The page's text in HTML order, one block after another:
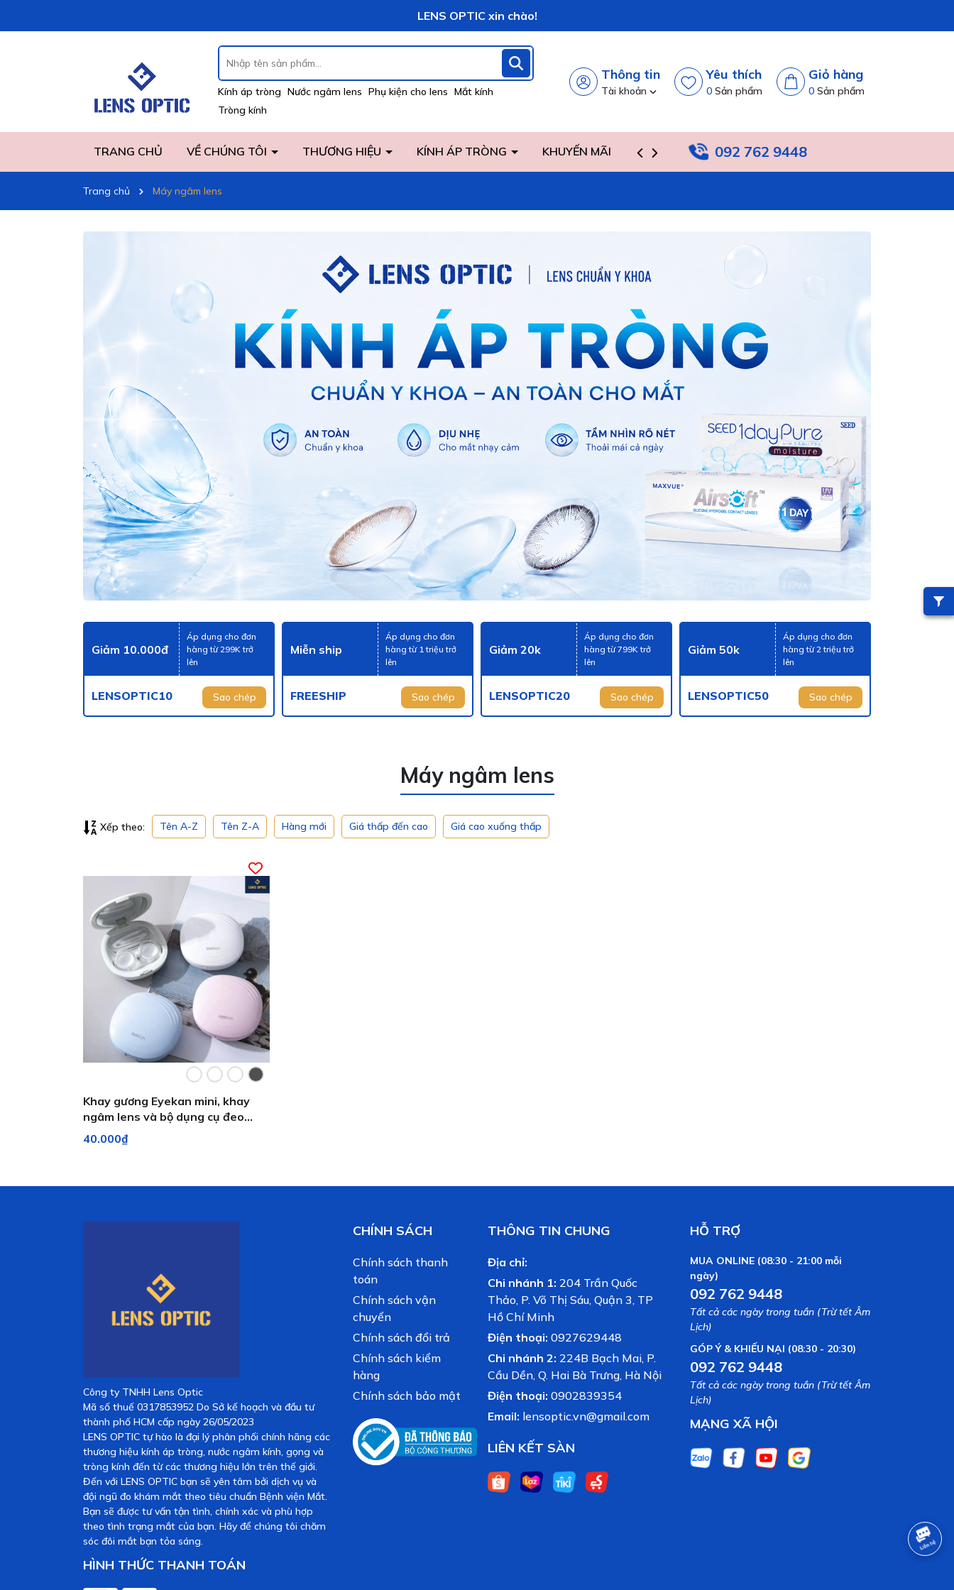
LENS OPTIC xin chào!
Vô vàng khuyến mãi hấp dẫn đang chờ đợi bạn!
Kính áp tròng Nước ngâm lens Phụ kiện cho lens Mắt kính
Tròng kính
Thông tin
Tài khoản
Yêu thích
0 Sản phẩm
Giỏ hàng
0 Sản phẩm
TRANG CHỦ VỀ CHÚNG TÔI THƯƠNG HIỆU KÍNH ÁP TRÒNG KHUYẾN MÃI TIN TỨC HỆ THỐNG
092 762 9448
Trang chủ Máy ngâm lens
Giảm 10.000đ
Áp dụng cho đơn
hàng từ 299K trở
lên
LENSOPTIC10 Sao chép
Miễn ship
Áp dụng cho đơn
hàng từ 1 triệu trở
lên
FREESHIP Sao chép
Giảm 20k
Áp dụng cho đơn
hàng từ 799K trở
lên
LENSOPTIC20 Sao chép
Giảm 50k
Áp dụng cho đơn
hàng từ 2 triệu trở
lên
LENSOPTIC50 Sao chép
Máy ngâm lens
Xếp theo: Tên A-Z Tên Z-A Hàng mới Giá thấp đến cao Giá cao xuống thấp
Khay gương Eyekan mini, khay
ngâm lens và bộ dụng cụ đeo
lens - Lens Optic
40.000₫
Công ty TNHH Lens Optic
Mã số thuế 0317853952 Do Sở kế hoạch và đầu tư
thành phố HCM cấp ngày 26/05/2023
LENS OPTIC tự hào là đại lý phân phối chính hãng các
thương hiệu kính áp tròng, nước ngâm kính, gọng và
tròng kính đến từ các thương hiệu lớn trên thế giới.
Đến với LENS OPTIC bạn sẽ yên tâm bởi dịch vụ và
đội ngũ đo khám mắt theo tiêu chuẩn Bệnh viện Mắt.
Bạn sẽ được tư vấn tận tình, chính xác và phù hợp
theo tình trạng mắt của bạn. Hãy để chúng tôi chăm
sóc đôi mắt bạn tỏa sáng.
HÌNH THỨC THANH TOÁN
CHÍNH SÁCH
Chính sách thanh
toán
Chính sách vận
chuyển
Chính sách đổi trả
Chính sách kiểm
hàng
Chính sách bảo mật
THÔNG TIN CHUNG
Địa chỉ:
Chi nhánh 1: 204 Trần Quốc
Thảo, P. Võ Thị Sáu, Quận 3, TP
Hồ Chí Minh
Điện thoại: 0927629448
Chi nhánh 2: 224B Bạch Mai, P.
Cầu Dền, Q. Hai Bà Trưng, Hà Nội
Điện thoại: 0902839354
Email: lensoptic.vn@gmail.com
LIÊN KẾT SÀN
HỖ TRỢ
MUA ONLINE (08:30 - 21:00 mỗi
ngày)
092 762 9448
Tất cả các ngày trong tuần (Trừ tết Âm
Lịch)
GÓP Ý & KHIẾU NẠI (08:30 - 20:30)
092 762 9448
Tất cả các ngày trong tuần (Trừ tết Âm
Lịch)
MẠNG XÃ HỘI